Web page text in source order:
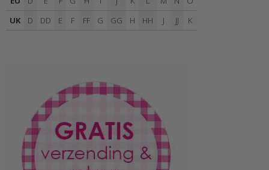
UK
D DD E F FF G GG H HH J JJ K